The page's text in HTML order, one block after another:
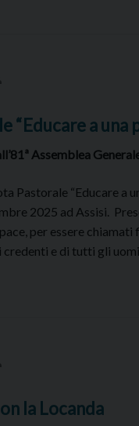
“Educare a una
Assemblea
Pastorale “Educare a
2025 ad Assisi.
per essere
e di tutti gli
la Locanda